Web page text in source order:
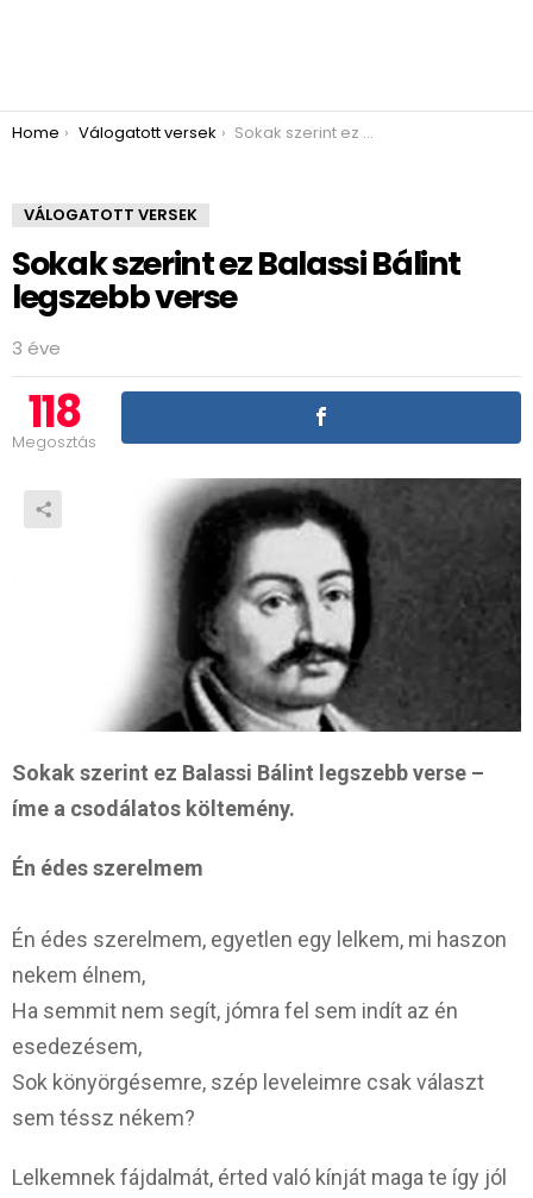
You are here:
Home Válogatott versek Sokak szerint ez Balassi Bálint legszebb verse
VÁLOGATOTT VERSEK
Sokak szerint ez Balassi Bálint
legszebb verse
3 éve
118
Megosztás
Sokak szerint ez Balassi Bálint legszebb verse –
íme a csodálatos költemény.
Én édes szerelmem
Én édes szerelmem, egyetlen egy lelkem, mi haszon
nekem élnem,
Ha semmit nem segít, jómra fel sem indít az én
esedezésem,
Sok könyörgésemre, szép leveleimre csak választ
sem téssz nékem?
Lelkemnek fájdalmát, érted való kínját maga te így jól